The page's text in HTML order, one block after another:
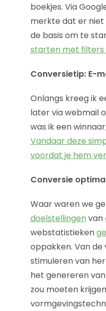
boekjes. Via
merkte dat er niet
de basis om te
starten met filters
Conversietip: E-
Onlangs kreeg ik
later via webmail
was ik een
Vandaar deze
voordat je hem
Conversie
Waar waren we
doelstellingen van
webstatistieken
oppakken. Van
stimuleren van
het genereren
zou moeten